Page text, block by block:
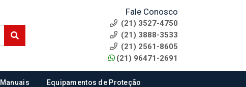
Fale Conosco
(21) 3527-4750
(21) 3888-3533
(21) 2561-8605
(21) 96471-2691
Equipamentos de Proteção